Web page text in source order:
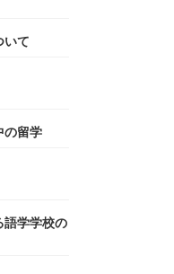
いて
の留学
語学学校の